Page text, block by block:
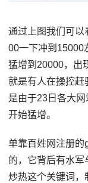
通过上图我们可
00一下冲到15000
猛增到20000，出
就是有人在操控赶
是由于23日各大
开始猛增。
单靠百姓网注册
的，它背后有水军
炒热这个关键词，